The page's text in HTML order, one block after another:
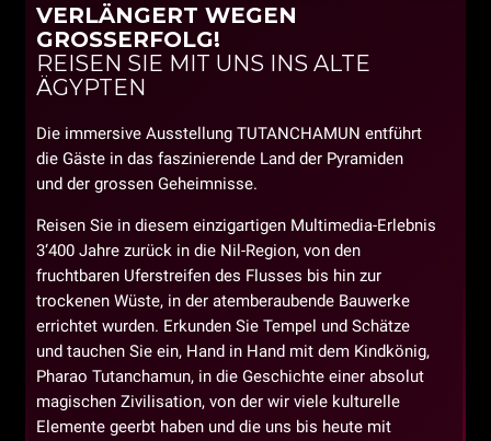
VERLÄNGERT WEGEN
GROSSERFOLG!
REISEN SIE MIT UNS INS ALTE
ÄGYPTEN
Die immersive Ausstellung TUTANCHAMUN entführt
die Gäste in das faszinierende Land der Pyramiden
und der grossen Geheimnisse.
Reisen Sie in diesem einzigartigen Multimedia-Erlebnis
3‘400 Jahre zurück in die Nil-Region, von den
fruchtbaren Uferstreifen des Flusses bis hin zur
trockenen Wüste, in der atemberaubende Bauwerke
errichtet wurden. Erkunden Sie Tempel und Schätze
und tauchen Sie ein, Hand in Hand mit dem Kindkönig,
Pharao Tutanchamun, in die Geschichte einer absolut
magischen Zivilisation, von der wir viele kulturelle
Elemente geerbt haben und die uns bis heute mit